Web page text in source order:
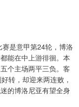
是意甲第24轮，博洛
能在中上游徘徊。本
个主场两平三负。客
转，却迎来两连败，
的博洛尼亚有望全身